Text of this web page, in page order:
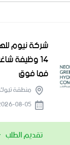
شركة نيوم
14 وظيفة
فما فوق
منطقة
تقديم الطلب